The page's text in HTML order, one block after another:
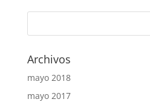
Archivos
mayo 2018
mayo 2017